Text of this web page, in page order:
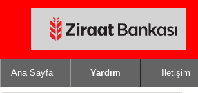
Ana Sayfa Yardım İletişim